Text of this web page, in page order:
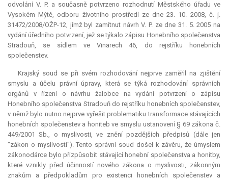
odvolání V. P. a současně potvrzeno rozhodnutí Městského úřadu ve
Vysokém Mýtě, odboru životního prostředí ze dne 23. 10. 2008, č. j.
31472/2008/OŽP-12, jímž byl zamítnut návrh V. P. ze dne 31. 5. 2005 na
vydání úředního potvrzení, jež se týkalo zápisu Honebního společenstva
Stradouň, se sídlem ve Vinarech 46, do rejstříku honebních
společenstev.
Krajský soud se při svém rozhodování nejprve zaměřil na zjištění
smyslu a účelu právní úpravy, která se týká rozhodování správních
orgánů v řízení o návrhu žalobce na vydání potvrzení o zápisu
Honebního společenstva Stradouň do rejstříku honebních společenstev,
v němž bylo nutno nejprve vyřešit problematiku transformace stávajících
honebních společenstev a honiteb ve smyslu ustanovení § 69 zákona č.
449/2001 Sb., o myslivosti, ve znění pozdějších předpisů (dále jen
"zákon o myslivosti"). Tento správní soud došel k závěru, že úmyslem
zákonodárce bylo přizpůsobit stávající honební společenstva a honitby,
které vznikly před účinností nového zákona o myslivosti, zákonným
znakům a předpokladům pro existenci honebních společenstev a